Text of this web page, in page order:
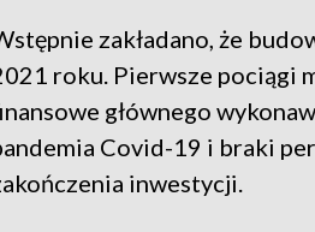
zakładano, że
roku. Pierwsze pociągi
głównego
Covid-19 i braki
inwestycji.